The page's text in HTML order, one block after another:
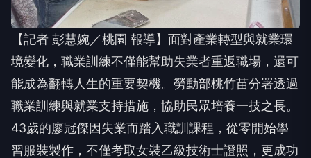
【記者 彭慧婉／桃園 報導】面對產業轉型與就業環
境變化，職業訓練不僅能幫助失業者重返職場，還可
能成為翻轉人生的重要契機。勞動部桃竹苗分署透過
職業訓練與就業支持措施，協助民眾培養一技之長。
43歲的廖冠傑因失業而踏入職訓課程，從零開始學
習服裝製作，不僅考取女裝乙級技術士證照，更成功